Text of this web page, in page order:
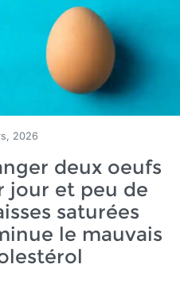
2026
deux oeufs
jour et peu de
saturées
le mauvais